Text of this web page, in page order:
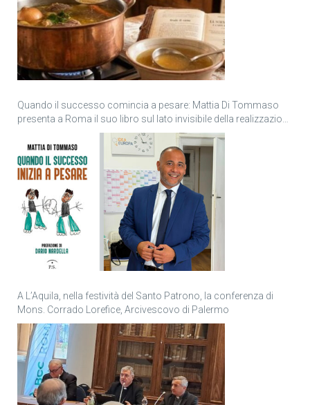
Quando il successo comincia a pesare: Mattia Di Tommaso
presenta a Roma il suo libro sul lato invisibile della realizzazione
A L’Aquila, nella festività del Santo Patrono, la conferenza di
Mons. Corrado Lorefice, Arcivescovo di Palermo